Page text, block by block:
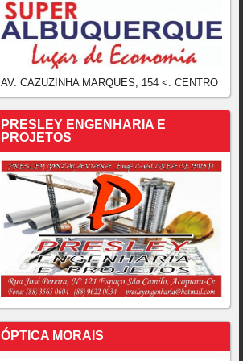
AV. CAZUZINHA MARQUES, 154 <. CENTRO
PRESLEY ENGENHARIA E
PROJETOS
ÓPTICA MORAIS